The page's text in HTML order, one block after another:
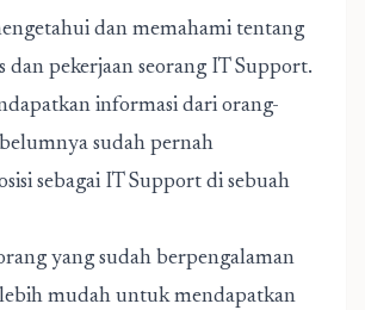
dan memahami tentang
dan pekerjaan seorang IT Support.
informasi dari orang-
sudah pernah
sebagai IT Support di sebuah
yang sudah berpengalaman
mudah untuk mendapatkan